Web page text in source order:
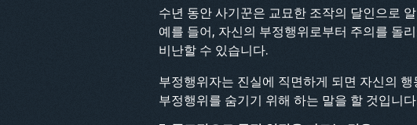
수년 동안 사기꾼은 교묘한 조작의 달인으로
예를 들어, 자신의 부정행위로부터 주의를 돌
비난할 수 있습니다.
부정행위자는 진실에 직면하게 되면 자신의
부정행위를 숨기기 위해 하는 말을 할 것입니